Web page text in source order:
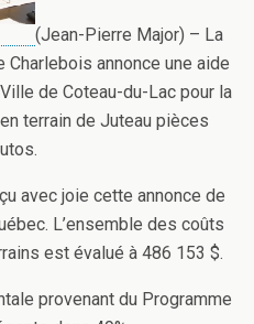
(Jean-Pierre Major) – La
annonce une aide
de Coteau-du-Lac pour la
terrain de Juteau pièces
avec joie cette annonce de
L’ensemble des coûts
est évalué à 486 153 $.
provenant du Programme